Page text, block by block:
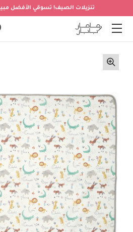
تنزيلات الصيف! تسوقي الأفضل مبيعًا